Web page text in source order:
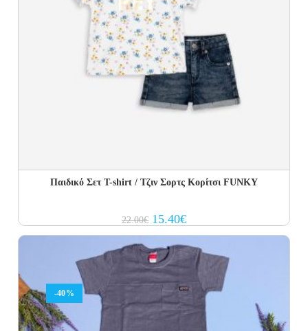
Παιδικό Σετ T-shirt / Τζιν Σορτς Κορίτσι FUNKY
22.00€ Original
price
was:
22.00€.
15.40€Current
price
is:
15.40€.
-40%